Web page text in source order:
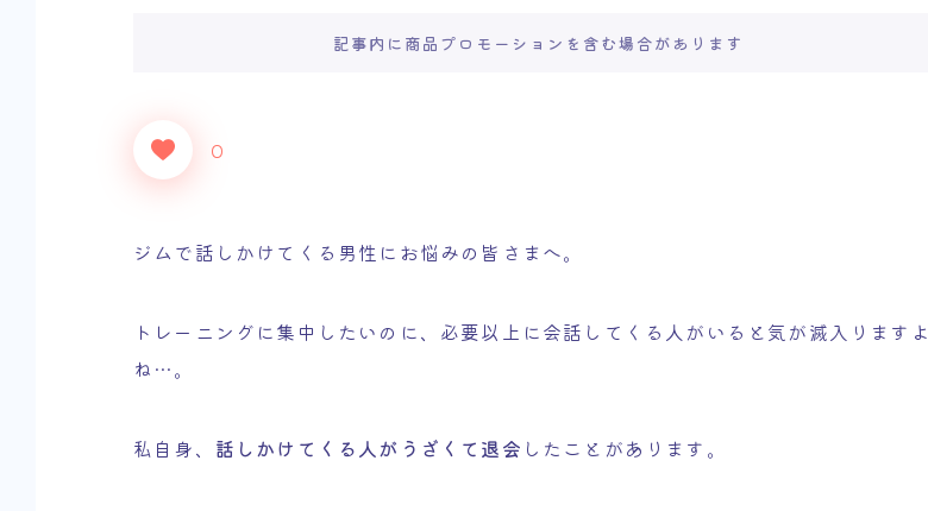
記事内に商品プロモーションを含む場合があります
0
ジムで話しかけてくる男性にお悩みの皆さまへ。
トレーニングに集中したいのに、必要以上に会話してくる人がいると気が滅入りますよ
ね…。
私自身、 話しかけてくる人がうざくて退会 したことがあります。